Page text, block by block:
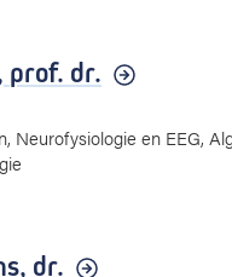
prof. dr.
Neurofysiologie en EEG,
dr.